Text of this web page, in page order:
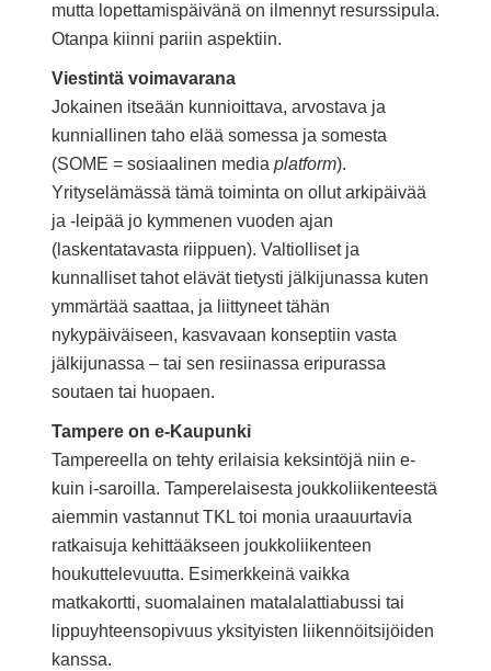
mutta lopettamispäivänä on ilmennyt resurssipula.
Otanpa kiinni pariin aspektiin.
Viestintä voimavarana
Jokainen itseään kunnioittava, arvostava ja
kunniallinen taho elää somessa ja somesta
(SOME = sosiaalinen media platform).
Yrityselämässä tämä toiminta on ollut arkipäivää
ja -leipää jo kymmenen vuoden ajan
(laskentatavasta riippuen). Valtiolliset ja
kunnalliset tahot elävät tietysti jälkijunassa kuten
ymmärtää saattaa, ja liittyneet tähän
nykypäiväiseen, kasvavaan konseptiin vasta
jälkijunassa – tai sen resiinassa eripurassa
soutaen tai huopaen.
Tampere on e-Kaupunki
Tampereella on tehty erilaisia keksintöjä niin e-
kuin i-saroilla. Tamperelaisesta joukkoliikenteestä
aiemmin vastannut TKL toi monia uraauurtavia
ratkaisuja kehittääkseen joukkoliikenteen
houkuttelevuutta. Esimerkkeinä vaikka
matkakortti, suomalainen matalalattiabussi tai
lippuyhteensopivuus yksityisten liikennöitsijöiden
kanssa.